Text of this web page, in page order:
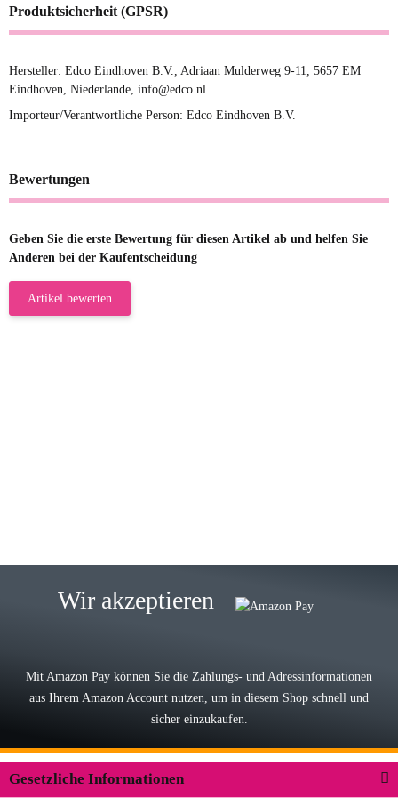
Produktsicherheit (GPSR)
Hersteller: Edco Eindhoven B.V., Adriaan Mulderweg 9-11, 5657 EM
Eindhoven, Niederlande, info@edco.nl
Importeur/Verantwortliche Person: Edco Eindhoven B.V.
Bewertungen
Geben Sie die erste Bewertung für diesen Artikel ab und helfen Sie
Anderen bei der Kaufentscheidung
Artikel bewerten
Lieferung, man kann bedenkenlos
Der Koffer macht einen sehr soliden
Wir akzeptieren
Mit Amazon Pay können Sie die Zahlungs- und Adressinformationen
aus Ihrem Amazon Account nutzen, um in diesem Shop schnell und
sicher einzukaufen.
Gesetzliche Informationen